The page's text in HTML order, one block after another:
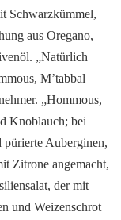
Schwarzkümmel,
aus Oregano,
„Natürlich
M’tabbal
„Hommous,
Knoblauch; bei
pürierte Auberginen,
Zitrone angemacht,
der mit
und Weizenschrot